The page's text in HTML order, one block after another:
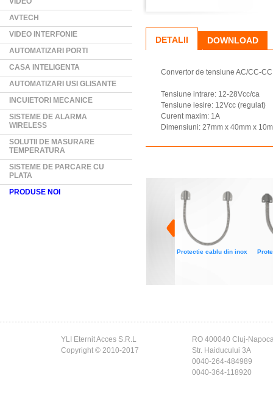
AVTECH
VIDEO INTERFONIE
AUTOMATIZARI PORTI
CASA INTELIGENTA
AUTOMATIZARI USI GLISANTE
INCUIETORI MECANICE
SISTEME DE ALARMA
WIRELESS
SOLUTII DE MASURARE
TEMPERATURA
SISTEME DE PARCARE CU
PLATA
PRODUSE NOI
DETALII DOWNLOAD
Convertor de tensiune AC/CC-CC
Tensiune intrare: 12-28Vcc/ca
Tensiune iesire: 12Vcc (regulat)
Curent maxim: 1A
Dimensiuni: 27mm x 40mm x
Protectie cablu din inox
YLI Eternit Acces S.R.L
Copyright © 2010-2017
RO 400040 Cluj-
Str. Haiducului 3A
0040-264-484989
0040-364-118920